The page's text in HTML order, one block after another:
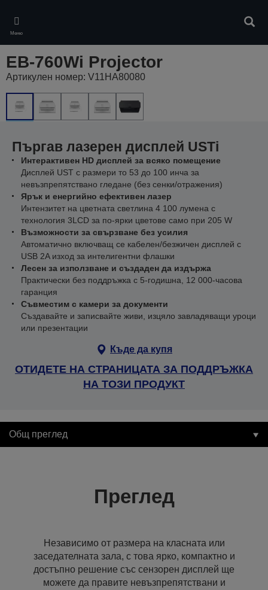
main
content
Меню
EB-760Wi Projector
Артикулен номер: V11HA80080
Пъргав лазерен дисплей USTi
Интерактивен HD дисплей за всяко помещение
Дисплей UST с размери то 53 до 100 инча за
невъзпрепятствано гледане (без сенки/отражения)
Ярък и енергийно ефективен лазер
Интензитет на цветната светлина 4 100 лумена с
технология 3LCD за по-ярки цветове само при 205 W
Възможности за свързване без усилия
Автоматично включващ се кабелен/безжичен дисплей с
USB 2A изход за интелигентни флашки
Лесен за използване и създаден да издържа
Практически без поддръжка с 5-годишна, 12 000-часова
гаранция
Съвместим с камери за документи
Създавайте и записвайте живи, изцяло завладяващи уроци
или презентации
Къде да купя
ОТИДЕТЕ НА СТРАНИЦАТА ЗА ПОДДРЪЖКА
НА ТОЗИ ПРОДУКТ
Общ преглед
Преглед
Независимо от размера на класната или
заседателната зала, с това ярко, компактно и
достъпно решение със сензорен дисплей ще
можете да правите невъзпрепятствани и